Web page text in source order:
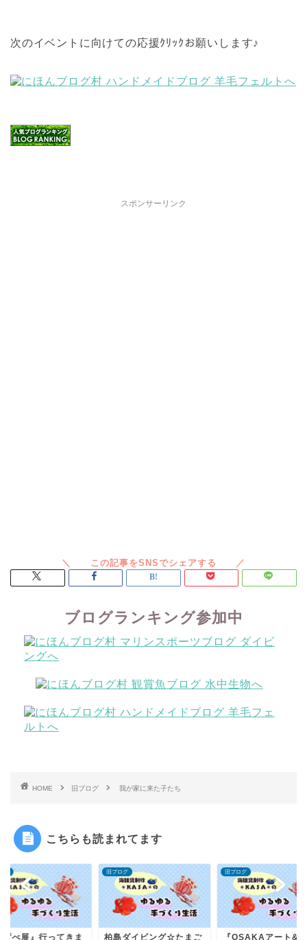
次のイベントに向けての応援ｸﾘｯｸお願いします♪
スポンサーリンク
ブログランキング参加中
HOME 旧ブログ 我が家に来た子たち
こちらも読まれてます
ずべ展』行ってきま
旧ブログ
柏島ダイビング☆たまご
旧ブログ
『OSAKAアート&